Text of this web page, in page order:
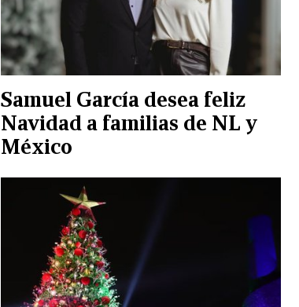
Samuel García desea feliz
Navidad a familias de NL y
México